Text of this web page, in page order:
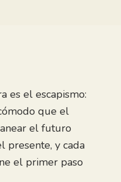
es el escapismo:
que el
el futuro
presente, y cada
el primer paso